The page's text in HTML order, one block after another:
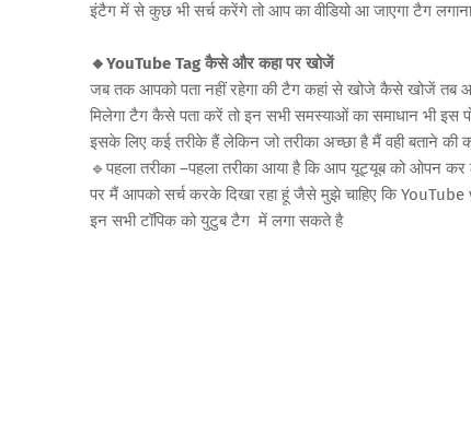
इंटैग में से कुछ भी सर्च करेंगे तो आप का वीडियो आ जाएगा टैग
🔸YouTube Tag कैसे और कहा पर खोजें
जब तक आपको पता नहीं रहेगा की टैग कहां से खोजे कैसे खोजें
मिलेगा टैग कैसे पता करें तो इन सभी समस्याओं का समाधान भी इस
इसके लिए कई तरीके हैं लेकिन जो तरीका अच्छा है मैं वही बताने की
🔹पहला तरीका –पहला तरीका आया है कि आप यूट्यूब को ओपन
पर मैं आपको सर्च करके दिखा रहा हूं जैसे मुझे चाहिए कि
इन सभी टॉपिक को युटुब टैग में लगा सकते है